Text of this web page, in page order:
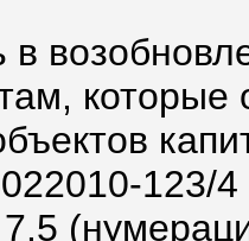
в
123/